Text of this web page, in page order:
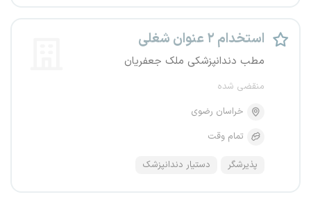
استخدام ۲ عنوان شغلی
مطب دندانپزشکی ملک جعفریان
منقضی شده
خراسان رضوی
تمام وقت
پذیرشگر دستیار دندانپزشک